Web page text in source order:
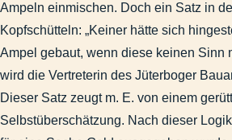
Zum Umgang mit Denkmalen in
Verschiedenerlei Maß Moral?
Die Suche nach dem Kompromiß
Antwort auf einen Leserbrief
Zum Erhalt heimatlichen Brauchtums
Uranmunition im Raum Jüterbog?
Ampeln einmischen. Doch ein Satz in
Kopfschütteln: „Keiner hätte sich
Ampel gebaut, wenn diese keinen Sinn
wird die Vertreterin des Jüterboger
Dieser Satz zeugt m. E. von einem
Selbstüberschätzung. Nach dieser